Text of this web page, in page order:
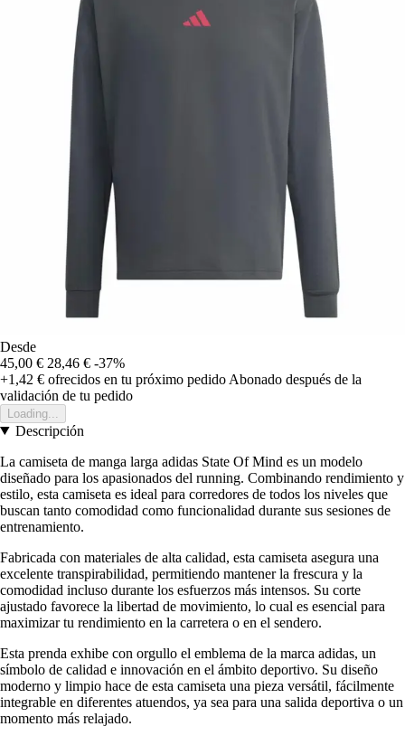
Desde
45,00 € 28,46 € -37%
+1,42 € ofrecidos en tu próximo pedido Abonado después de la
validación de tu pedido
Loading...
Descripción
La camiseta de manga larga adidas State Of Mind es un modelo
diseñado para los apasionados del running. Combinando rendimiento y
estilo, esta camiseta es ideal para corredores de todos los niveles que
buscan tanto comodidad como funcionalidad durante sus sesiones de
entrenamiento.
Fabricada con materiales de alta calidad, esta camiseta asegura una
excelente transpirabilidad, permitiendo mantener la frescura y la
comodidad incluso durante los esfuerzos más intensos. Su corte
ajustado favorece la libertad de movimiento, lo cual es esencial para
maximizar tu rendimiento en la carretera o en el sendero.
Esta prenda exhibe con orgullo el emblema de la marca adidas, un
símbolo de calidad e innovación en el ámbito deportivo. Su diseño
moderno y limpio hace de esta camiseta una pieza versátil, fácilmente
integrable en diferentes atuendos, ya sea para una salida deportiva o un
momento más relajado.